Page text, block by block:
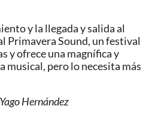
y la llegada y salida al
Primavera Sound, un festival
y ofrece una magnífica y
musical, pero lo necesita más
Hernández